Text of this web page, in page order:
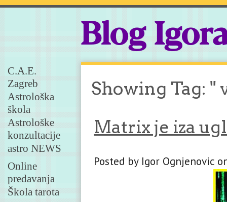
Blog
C.A.E.
Zagreb
Astrološka
škola
Astrološke
konzultacije
astro NEWS
Online
predavanja
Škola tarota
Showing Tag:
Matrix je iza
Posted by Igor Ognjenovic